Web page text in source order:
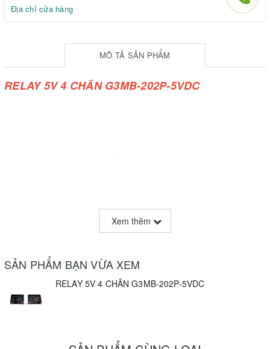
Địa chỉ cửa hàng
MÔ TẢ SẢN PHẨM
RELAY 5V 4 CHÂN G3MB-202P-5VDC
Xem thêm
SẢN PHẨM BẠN VỪA XEM
RELAY 5V 4 CHÂN G3MB-202P-5VDC